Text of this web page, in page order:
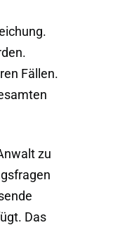
Fällen.
zu
Das